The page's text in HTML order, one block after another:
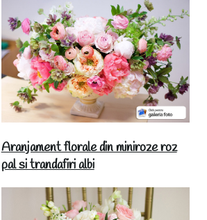
Aranjament florale din miniroze roz
pal si trandafiri albi